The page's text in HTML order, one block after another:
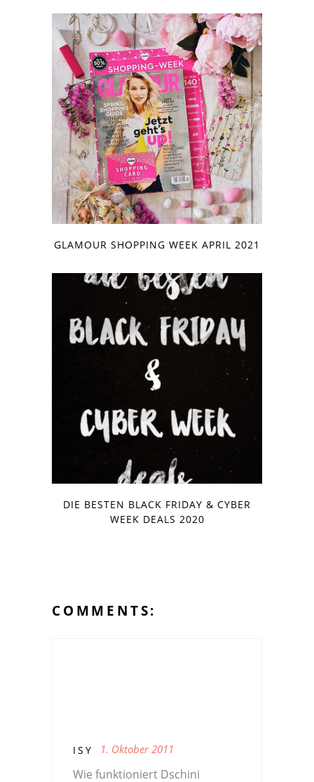
GLAMOUR SHOPPING WEEK APRIL 2021
DIE BESTEN BLACK FRIDAY & CYBER
WEEK DEALS 2020
COMMENTS:
ISY 1. Oktober 2011
Wie funktioniert Dschini